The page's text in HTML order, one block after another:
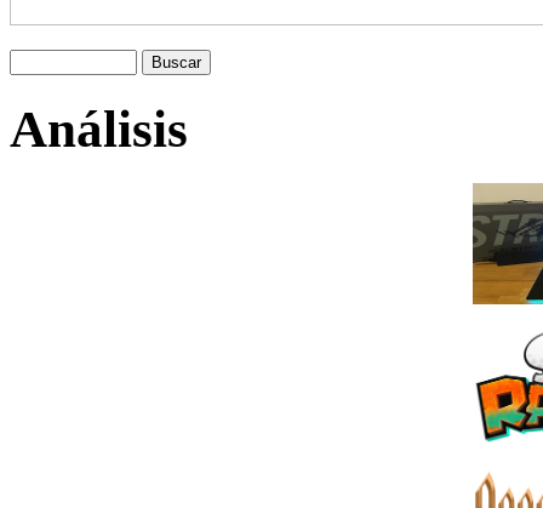
Análisis